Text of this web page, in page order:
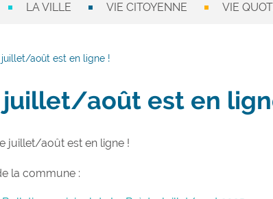
LA VILLE VIE CITOYENNE VIE
août est en ligne !
août est en
juillet/août est en ligne !
la commune :